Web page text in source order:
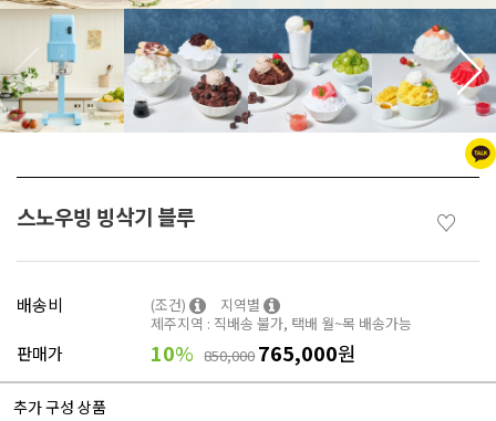
스노우빙 빙삭기 블루 ♡
배송비 (조건)
지역별
제주지역 : 직배송 불가, 택배 월~목 배송가능
판매가 10% 850,000765,000원
추가 구성 상품